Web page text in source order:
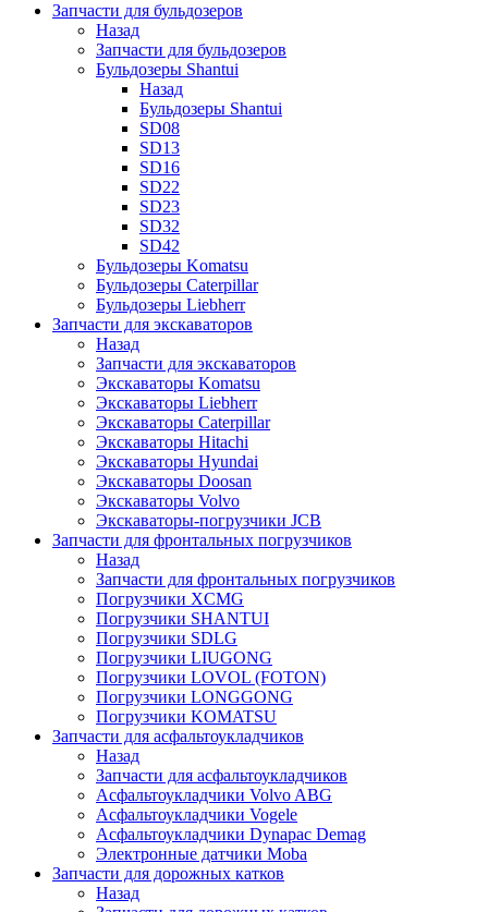
Запчасти для бульдозеров
Назад
Запчасти для бульдозеров
Бульдозеры Shantui
Назад
Бульдозеры Shantui
SD08
SD13
SD16
SD22
SD23
SD32
SD42
Бульдозеры Komatsu
Бульдозеры Caterpillar
Бульдозеры Liebherr
Запчасти для экскаваторов
Назад
Запчасти для экскаваторов
Экскаваторы Komatsu
Экскаваторы Liebherr
Экскаваторы Caterpillar
Экскаваторы Hitachi
Экскаваторы Hyundai
Экскаваторы Doosan
Экскаваторы Volvo
Экскаваторы-погрузчики JCB
Запчасти для фронтальных погрузчиков
Назад
Запчасти для фронтальных погрузчиков
Погрузчики XCMG
Погрузчики SHANTUI
Погрузчики SDLG
Погрузчики LIUGONG
Погрузчики LOVOL (FOTON)
Погрузчики LONGGONG
Погрузчики KOMATSU
Запчасти для асфальтоукладчиков
Назад
Запчасти для асфальтоукладчиков
Асфальтоукладчики Volvo ABG
Асфальтоукладчики Vogele
Асфальтоукладчики Dynapac Demag
Электронные датчики Moba
Запчасти для дорожных катков
Назад